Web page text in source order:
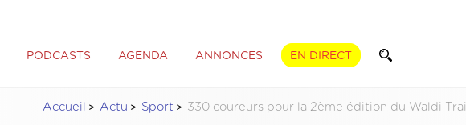
PODCASTS AGENDA ANNONCES EN DIRECT
Accueil Actu Sport 330 coureurs pour la 2ème édition du Waldi Trail